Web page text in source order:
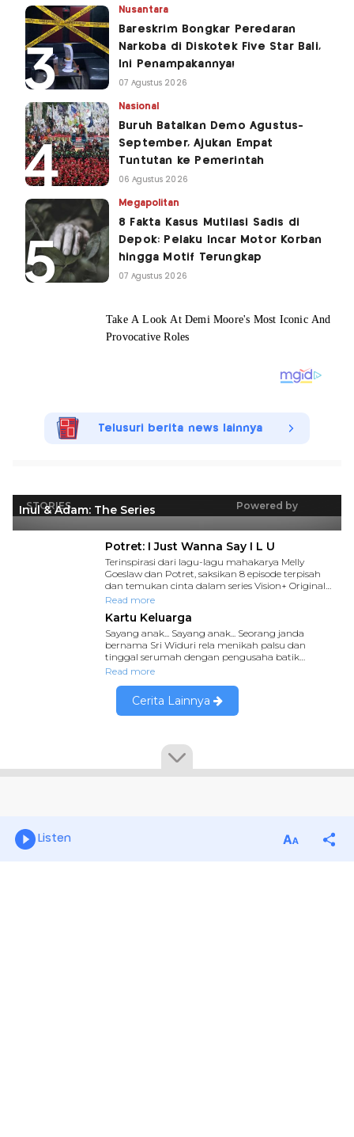
Nusantara
Bareskrim Bongkar Peredaran
Narkoba di Diskotek Five Star Bali,
Ini Penampakannya!
07 Agustus 2026
Nasional
Buruh Batalkan Demo Agustus-
September, Ajukan Empat
Tuntutan ke Pemerintah
06 Agustus 2026
Megapolitan
8 Fakta Kasus Mutilasi Sadis di
Depok: Pelaku Incar Motor Korban
hingga Motif Terungkap
07 Agustus 2026
Telusuri berita news lainnya
Listen